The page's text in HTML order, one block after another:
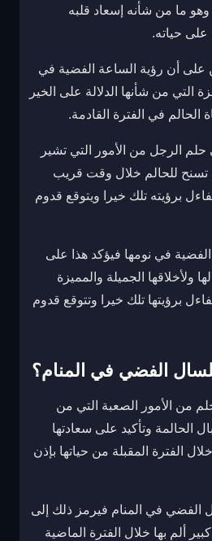
وهو ما من شأنه إسعاد قلبه
على حياته.
على أن رؤية الساعة الفضية في
التي من شأنها الدلالة على الخير
الحالم في الفترة القادمة.
الرجل من الأمور التي تشير
للحالم خلال وقت قريب
برؤيته تلك خيرا ويتوقع قدوم
الفضية في نومها فيؤكد هذا على
ولأخلاقها الجميلة والمميزة
برؤيتها تلك خيرا وتتوقع قدوم
الفضي في المنام؟
من الأمور الصعبة التي من
الحالمة وتأكيد على سعادتها
الفترة المقبلة من حياتها بإذن
الفضي في المنام فيرمز ذلك إلى
ألم بها خلال الفترة الماضية